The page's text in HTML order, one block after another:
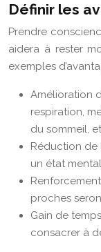
Définir les
Prendre
aidera à rester
exemples
Amélioration
respiration,
du sommeil,
Réduction de
un état
proches
Gain de
consacrer à